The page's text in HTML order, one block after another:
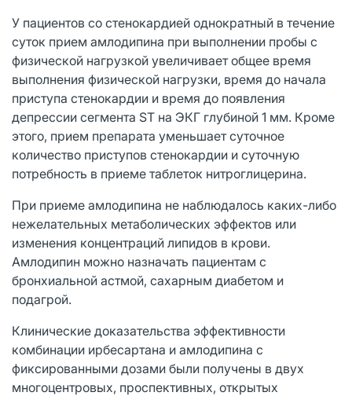
У пациентов со стенокардией однократный в течение
суток прием амлодипина при выполнении пробы с
физической нагрузкой увеличивает общее время
выполнения физической нагрузки, время до начала
приступа стенокардии и время до появления
депрессии сегмента ST на ЭКГ глубиной 1 мм. Кроме
этого, прием препарата уменьшает суточное
количество приступов стенокардии и суточную
потребность в приеме таблеток нитроглицерина.
При приеме амлодипина не наблюдалось каких-либо
нежелательных метаболических эффектов или
изменения концентраций липидов в крови.
Амлодипин можно назначать пациентам с
бронхиальной астмой, сахарным диабетом и
подагрой.
Клинические доказательства эффективности
комбинации ирбесартана и амлодипина с
фиксированными дозами были получены в двух
многоцентровых, проспективных, открытых